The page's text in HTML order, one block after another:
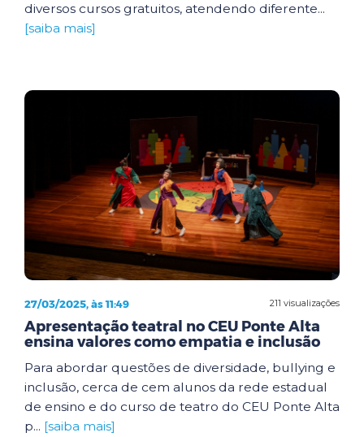
diversos cursos gratuitos, atendendo diferente...
[saiba mais]
211 visualizações
27/03/2025, às 11:49
Apresentação teatral no CEU Ponte Alta
ensina valores como empatia e inclusão
Para abordar questões de diversidade, bullying e
inclusão, cerca de cem alunos da rede estadual
de ensino e do curso de teatro do CEU Ponte Alta
p... [saiba mais]